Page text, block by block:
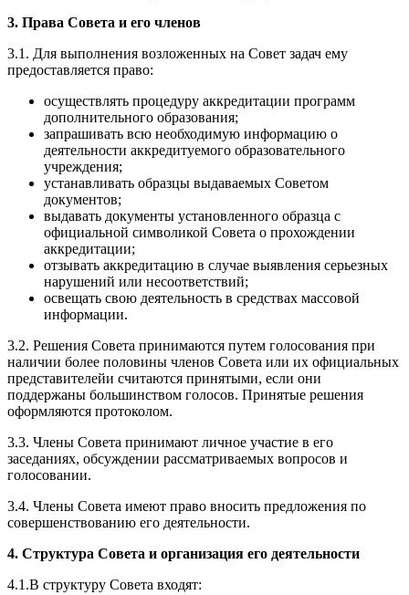
3. Права Совета и его членов
3.1. Для выполнения возложенных на Совет задач ему
предоставляется право:
осуществлять процедуру аккредитации программ
дополнительного образования;
запрашивать всю необходимую информацию о
деятельности аккредитуемого образовательного
учреждения;
устанавливать образцы выдаваемых Советом
документов;
выдавать документы установленного образца с
официальной символикой Совета о прохождении
аккредитации;
отзывать аккредитацию в случае выявления серьезных
нарушений или несоответствий;
освещать свою деятельность в средствах массовой
информации.
3.2. Решения Совета принимаются путем голосования при
наличии более половины членов Совета или их официальных
представителейи считаются принятыми, если они
поддержаны большинством голосов. Принятые решения
оформляются протоколом.
3.3. Члены Совета принимают личное участие в его
заседаниях, обсуждении рассматриваемых вопросов и
голосовании.
3.4. Члены Совета имеют право вносить предложения по
совершенствованию его деятельности.
4. Структура Совета и организация его деятельности
4.1.В структуру Совета входят: